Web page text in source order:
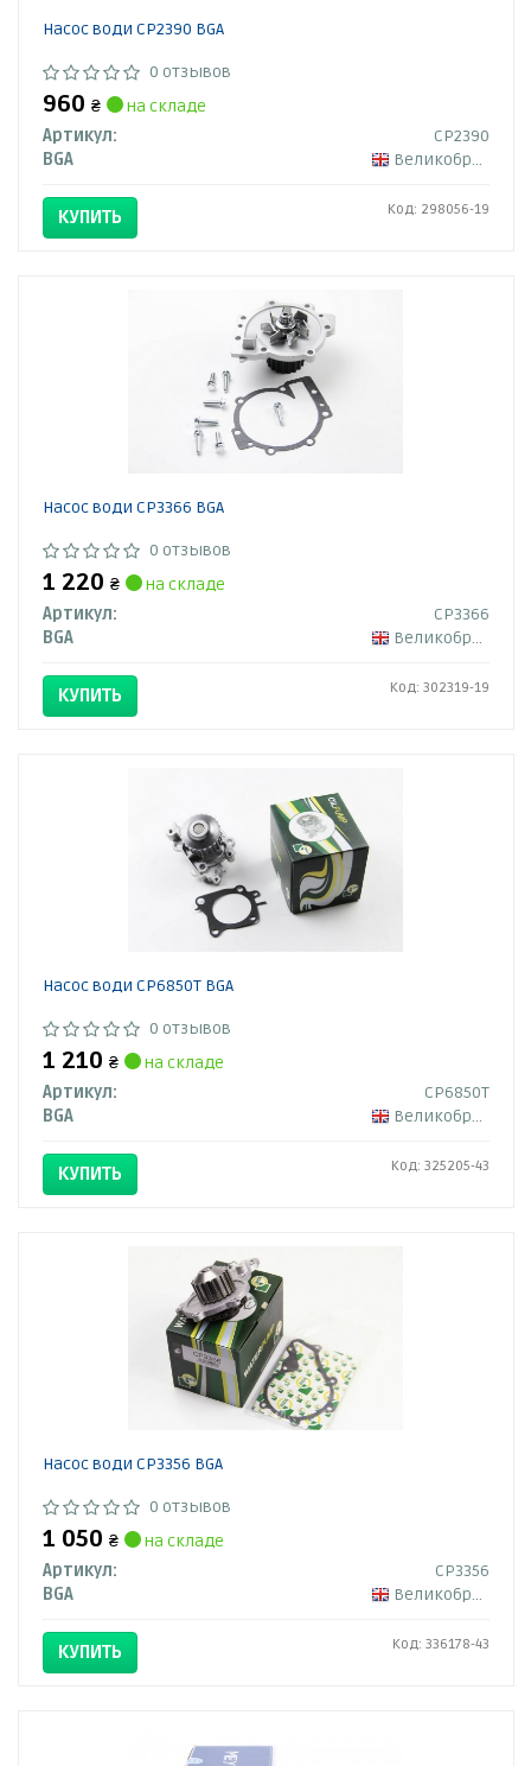
Насос води CP2390 BGA
0 отзывов
960 ₴
на складе
Артикул:
CP2390
BGA
Великобритания
КУПИТЬ Код: 298056-19
Насос води CP3366 BGA
0 отзывов
1 220 ₴
на складе
Артикул:
CP3366
BGA
Великобритания
КУПИТЬ Код: 302319-19
Насос води CP6850T BGA
0 отзывов
1 210 ₴
на складе
Артикул:
CP6850T
BGA
Великобритания
КУПИТЬ Код: 325205-43
Насос води CP3356 BGA
0 отзывов
1 050 ₴
на складе
Артикул:
CP3356
BGA
Великобритания
КУПИТЬ Код: 336178-43